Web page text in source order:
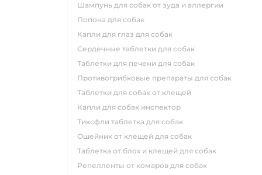
шампунь для собак от зуда и аллергии
попона для собак
капли для глаз для собак
сердечные таблетки для собак
таблетки для печени для собак
противогрибковые препараты для собак
таблетки для собак от клещей
капли для собак инспектор
тиксфли таблетка для собак
ошейник от клещей для собак
таблетка от блох и клещей для собак
репелленты от комаров для собак